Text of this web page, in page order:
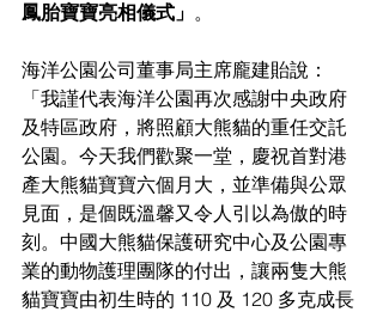
鳳胎寶寶亮相儀式」 。
海洋公園公司董事局主席龐建貽說：
「我謹代表海洋公園再次感謝中央政府
及特區政府，將照顧大熊貓的重任交託
公園。今天我們歡聚一堂，慶祝首對港
產大熊貓寶寶六個月大，並準備與公眾
見面，是個既溫馨又令人引以為傲的時
刻。中國大熊貓保護研究中心及公園專
業的動物護理團隊的付出，讓兩隻大熊
貓寶寶由初生時的 110 及 120 多克成長